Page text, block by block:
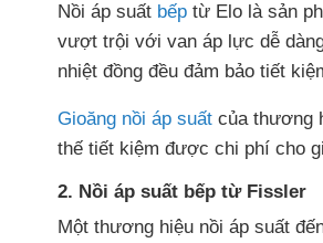
Nồi áp suất bếp từ Elo là sản
vượt trội với van áp lực dễ
nhiệt đồng đều đảm bảo tiết
Gioăng nồi áp suất của thương
thế tiết kiệm được chi phí cho
2. Nồi áp suất bếp từ Fissler
Một thương hiệu nồi áp suất